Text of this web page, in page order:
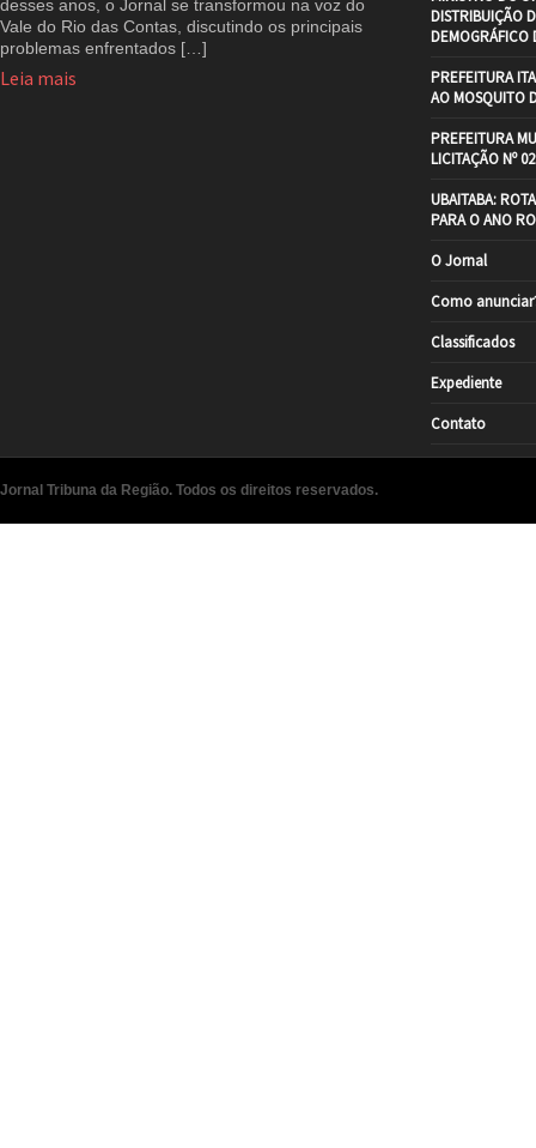
desses anos, o Jornal se transformou na voz do
Vale do Rio das Contas, discutindo os principais
problemas enfrentados […]
Leia mais
DISTRIBUIÇÃO
DEMOGRÁFICO
PREFEITURA
AO MOSQUITO
PREFEITURA
LICITAÇÃO Nº
UBAITABA:
PARA O ANO
O Jornal
Como
Classificados
Expediente
Contato
Jornal Tribuna da Região. Todos os direitos reservados.